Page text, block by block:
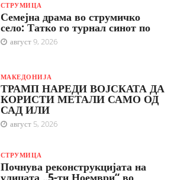
СТРУМИЦА
Семејна драма во струмичко
село: Татко го турнал синот по
август 9, 2026
МАКЕДОНИЈА
ТРАМП НАРЕДИ ВОЈСКАТА ДА
КОРИСТИ МЕТАЛИ САМО ОД
САД ИЛИ
август 5, 2026
СТРУМИЦА
Почнува реконструкцијата на
улицата „5-ти Ноември“ во